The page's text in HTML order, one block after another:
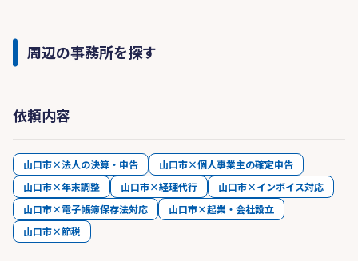
周辺の事務所を探す
依頼内容
山口市×法人の決算・申告
山口市×個人事業主の確定申告
山口市×年末調整
山口市×経理代行
山口市×インボイス対応
山口市×電子帳簿保存法対応
山口市×起業・会社設立
山口市×節税